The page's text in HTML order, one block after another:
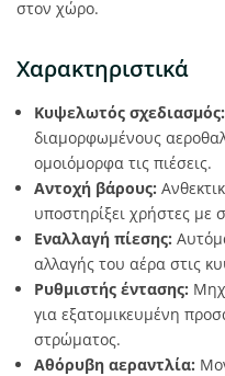
στον χώρο.
Χαρακτηριστικά
Κυψελωτός σχεδιασμός:
διαμορφωμένους
ομοιόμορφα τις πιέσεις.
Αντοχή βάρους:
υποστηρίξει χρήστες με
Εναλλαγή πίεσης:
αλλαγής του αέρα στις
Ρυθμιστής έντασης:
για εξατομικευμένη
στρώματος.
Αθόρυβη αεραντλία: